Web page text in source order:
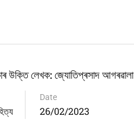
লেখক: জ্যোতিপ্ৰসাদ আগৰৱালা
Date
26/02/2023